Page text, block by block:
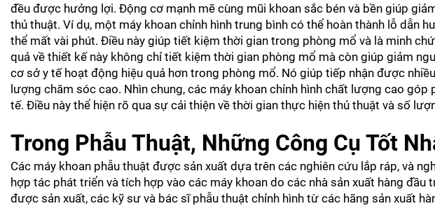
đều được hưởng lợi. Động cơ mạnh mẽ cùng mũi khoan sắc bén và bền giúp
thủ thuật. Ví dụ, một máy khoan chỉnh hình trung bình có thể hoàn thành lỗ dẫn
thể mất vài phút. Điều này giúp tiết kiệm thời gian trong phòng mổ và là minh
quả về thiết kế này không chỉ tiết kiệm thời gian phòng mổ mà còn giúp giảm
cơ sở y tế hoạt động hiệu quả hơn trong phòng mổ. Nó giúp tiếp nhận được
lượng chăm sóc cao. Nhìn chung, các máy khoan chỉnh hình chất lượng cao
tế. Điều này thể hiện rõ qua sự cải thiện về thời gian thực hiện thủ thuật và số
Trong Phẫu Thuật, Những Công Cụ Tốt
Các máy khoan phẫu thuật được sản xuất dựa trên các nghiên cứu lắp ráp, và
hợp tác phát triển và tích hợp vào các máy khoan do các nhà sản xuất hàng đầu
được sản xuất, các kỹ sư và bác sĩ phẫu thuật chỉnh hình từ các hãng sản xuất